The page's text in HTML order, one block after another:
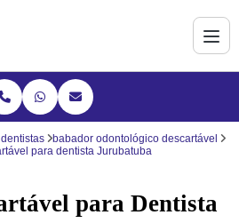
babador odontológico descartável
para dentista Jurubatuba
para Dentista